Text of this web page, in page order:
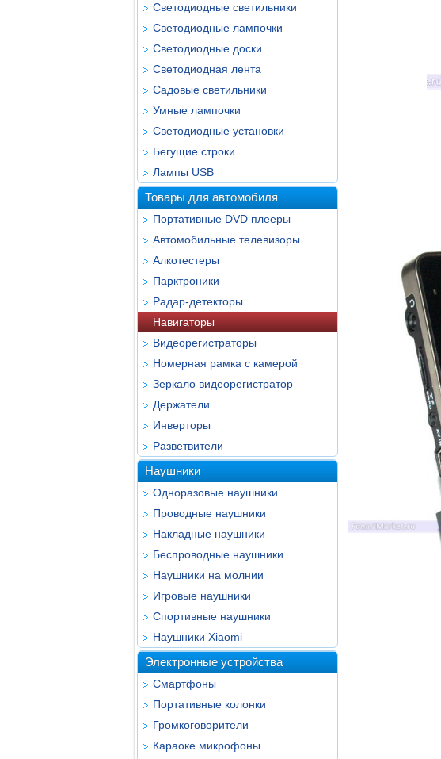
Светодиодные светильники
Светодиодные лампочки
Светодиодные доски
Светодиодная лента
Садовые светильники
Умные лампочки
Светодиодные установки
Бегущие строки
Лампы USB
Товары для автомобиля
Портативные DVD плееры
Автомобильные телевизоры
Алкотестеры
Парктроники
Радар-детекторы
Навигаторы
Видеорегистраторы
Номерная рамка с камерой
Зеркало видеорегистратор
Держатели
Инверторы
Разветвители
Наушники
Одноразовые наушники
Проводные наушники
Накладные наушники
Беспроводные наушники
Наушники на молнии
Игровые наушники
Спортивные наушники
Наушники Xiaomi
Электронные устройства
Смартфоны
Портативные колонки
Громкоговорители
Караоке микрофоны